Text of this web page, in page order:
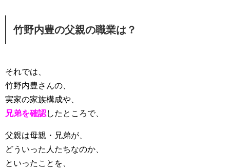
竹野内豊の父親の職業は？
それでは、
竹野内豊さんの、
実家の家族構成や、
兄弟を確認したところで、
父親は母親・兄弟が、
どういった人たちなのか、
といったことを、